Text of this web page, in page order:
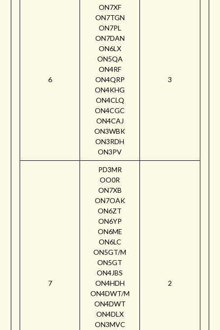
6
ON7XF
ON7TGN
ON7PL
ON7DAN
ON6LX
ON5QA
ON4RF
ON4QRP
ON4KHG
ON4CLQ
ON4CGC
ON4CAJ
ON3WBK
ON3RDH
ON3PV
3
7
PD3MR
OO0R
ON7XB
ON7OAK
ON6ZT
ON6YP
ON6ME
ON6LC
ON5GT/M
ON5GT
ON4JBS
ON4HDH
ON4DWT/M
ON4DWT
ON4DLX
ON3MVC
2